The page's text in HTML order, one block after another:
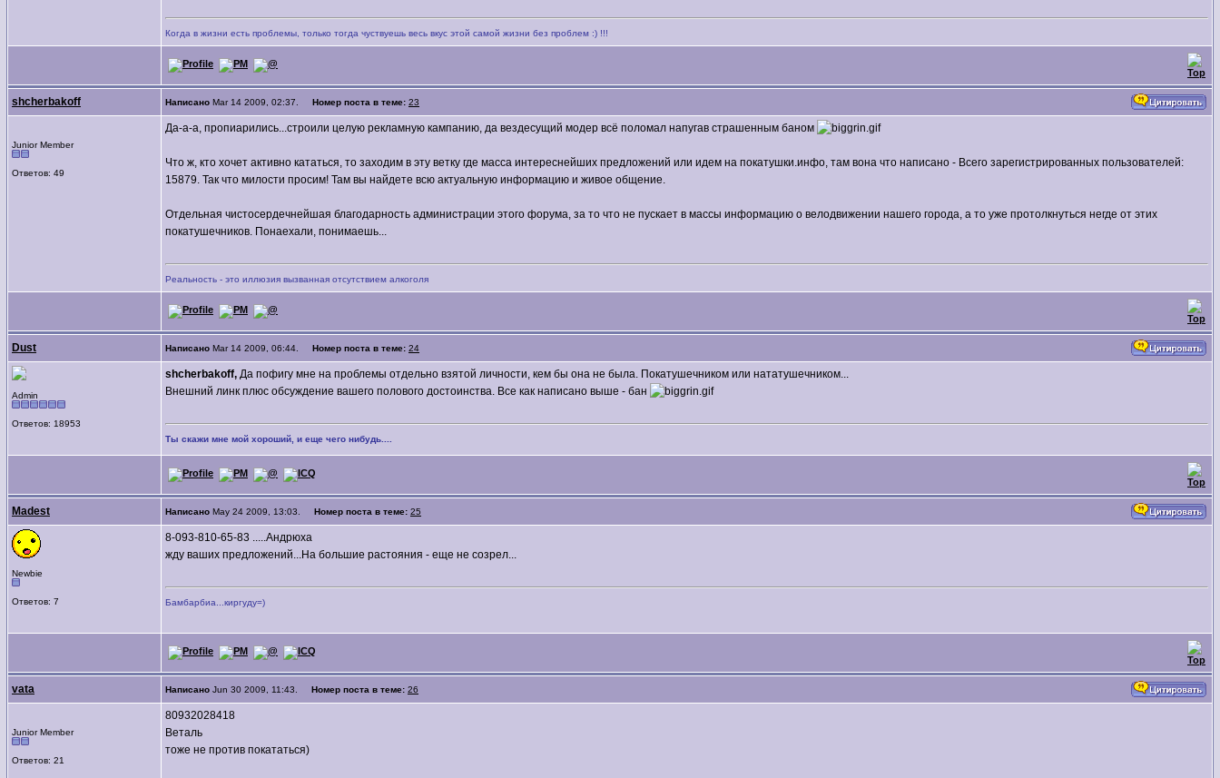
Когда в жизни есть проблемы, только тогда чуствуешь весь вкус этой самой жизни без проблем :) !!!
shcherbakoff Написано Mar 14 2009, 02:37. Номер поста в теме: 23
Junior Member
Ответов: 49
Да-а-а, пропиарились...строили целую рекламную кампанию, да вездесущий модер всё поломал напугав страшенным баном
Что ж, кто хочет активно кататься, то заходим в эту ветку где масса интереснейших предложений или идем на покатушки.инфо, там вона что написано - Всего зарегистрированных пользователей:
15879. Так что милости просим! Там вы найдете всю актуальную информацию и живое общение.
Отдельная чистосердечнейшая благодарность администрации этого форума, за то что не пускает в массы информацию о велодвижении нашего города, а то уже протолкнуться негде от этих
покатушечников. Понаехали, понимаешь...
Реальность - это иллюзия вызванная отсутствием алкоголя
Dust Написано Mar 14 2009, 06:44. Номер поста в теме: 24
Admin
Ответов: 18953
shcherbakoff, Да пофигу мне на проблемы отдельно взятой личности, кем бы она не была. Покатушечником или нататушечником...
Внешний линк плюс обсуждение вашего полового достоинства. Все как написано выше - бан
Ты скажи мне мой хороший, и еще чего нибудь....
Madest Написано May 24 2009, 13:03. Номер поста в теме: 25
Newbie
Ответов: 7
8-093-810-65-83 .....Андрюха
жду ваших предложений...На большие растояния - еще не созрел...
Бамбарбиа...киргуду=)
vata Написано Jun 30 2009, 11:43. Номер поста в теме: 26
Junior Member
Ответов: 21
80932028418
Веталь
тоже не против покататься)